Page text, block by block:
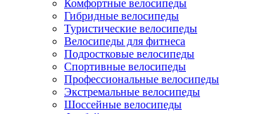
Комфортные велосипеды
Гибридные велосипеды
Туристические велосипеды
Велосипеды для фитнеса
Подростковые велосипеды
Спортивные велосипеды
Профессиональные велосипеды
Экстремальные велосипеды
Шоссейные велосипеды